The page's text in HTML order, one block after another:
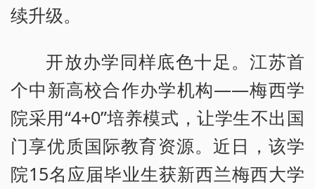
续升级。
开放办学同样底色十足。江苏首
个中新高校合作办学机构——梅西学
院采用“4+0”培养模式，让学生不出国
门享优质国际教育资源。近日，该学
院15名应届毕业生获新西兰梅西大学